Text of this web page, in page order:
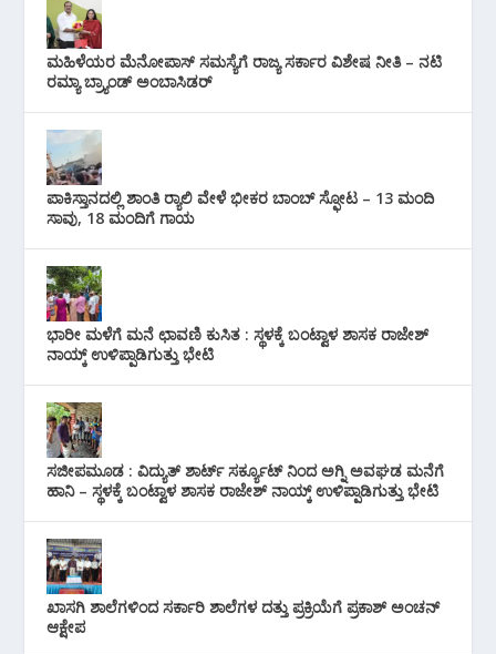
ಮಹಿಳೆಯರ ಮೆನೋಪಾಸ್ ಸಮಸ್ಯೆಗೆ ರಾಜ್ಯ ಸರ್ಕಾರ ವಿಶೇಷ ನೀತಿ – ನಟಿ
ರಮ್ಯಾ ಬ್ರ್ಯಾಂಡ್ ಅಂಬಾಸಿಡರ್
ಪಾಕಿಸ್ತಾನದಲ್ಲಿ ಶಾಂತಿ ರ‍್ಯಾಲಿ ವೇಳೆ ಭೀಕರ ಬಾಂಬ್ ಸ್ಫೋಟ – 13 ಮಂದಿ
ಸಾವು, 18 ಮಂದಿಗೆ ಗಾಯ
ಭಾರೀ ಮಳೆಗೆ ಮನೆ ಛಾವಣಿ ಕುಸಿತ : ಸ್ಥಳಕ್ಕೆ ಬಂಟ್ವಾಳ ಶಾಸಕ ರಾಜೇಶ್
ನಾಯ್ಕ್ ಉಳಿಪ್ಪಾಡಿಗುತ್ತು ಭೇಟಿ
ಸಜೀಪಮೂಡ : ವಿದ್ಯುತ್ ಶಾರ್ಟ್ ಸರ್ಕ್ಯೂಟ್‌ ನಿಂದ ಅಗ್ನಿ ಅವಘಡ ಮನೆಗೆ
ಹಾನಿ – ಸ್ಥಳಕ್ಕೆ ಬಂಟ್ವಾಳ ಶಾಸಕ ರಾಜೇಶ್ ನಾಯ್ಕ್ ಉಳಿಪ್ಪಾಡಿಗುತ್ತು ಭೇಟಿ
ಖಾಸಗಿ ಶಾಲೆಗಳಿಂದ ಸರ್ಕಾರಿ ಶಾಲೆಗಳ ದತ್ತು ಪ್ರಕ್ರಿಯೆಗೆ ಪ್ರಕಾಶ್ ಅಂಚನ್
ಆಕ್ಷೇಪ